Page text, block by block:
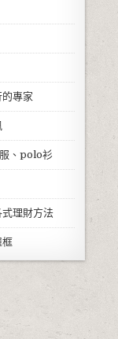
專家
、polo衫
理財方法
框